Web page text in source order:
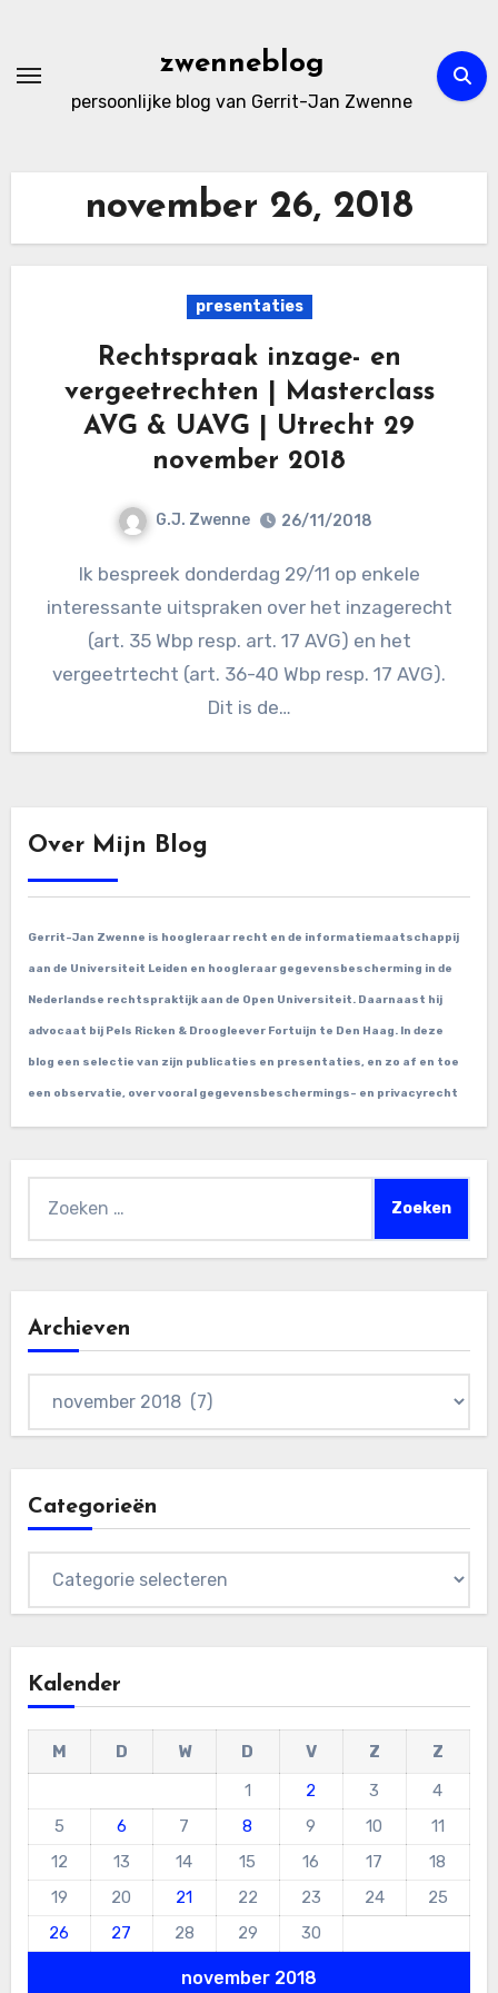
de
zwenneblog
persoonlijke blog van Gerrit-Jan Zwenne
november 26, 2018
presentaties
Rechtspraak inzage- en
vergeetrechten | Masterclass
AVG & UAVG | Utrecht 29
november 2018
G.J. Zwenne 26/11/2018
Ik bespreek donderdag 29/11 op enkele
interessante uitspraken over het inzagerecht
(art. 35 Wbp resp. art. 17 AVG) en het
vergeetrtecht (art. 36-40 Wbp resp. 17 AVG).
Dit is de…
Over Mijn Blog
Gerrit-Jan Zwenne is hoogleraar recht en de informatiemaatschappij
aan de Universiteit Leiden en hoogleraar gegevensbescherming in de
Nederlandse rechtspraktijk aan de Open Universiteit. Daarnaast hij
advocaat bij Pels Ricken & Droogleever Fortuijn te Den Haag. In deze
blog een selectie van zijn publicaties en presentaties, en zo af en toe
een observatie, over vooral gegevensbeschermings- en privacyrecht
naar:
Archieven
Categorieën
Kalender
november 2018
M D W D V Z
Z
1
2 3
4
5
6 7 8 9 10
11
12
13 14 15 16 17
18
19
20 21 22 23 24
25
26
27 28 29 30